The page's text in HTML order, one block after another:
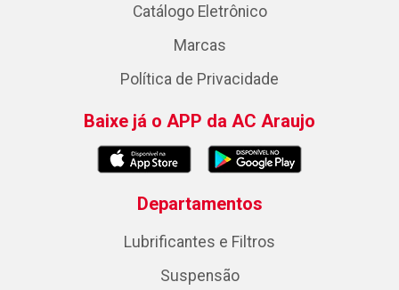
Catálogo Eletrônico
Marcas
Política de Privacidade
Baixe já o APP da AC Araujo
Departamentos
Lubrificantes e Filtros
Suspensão